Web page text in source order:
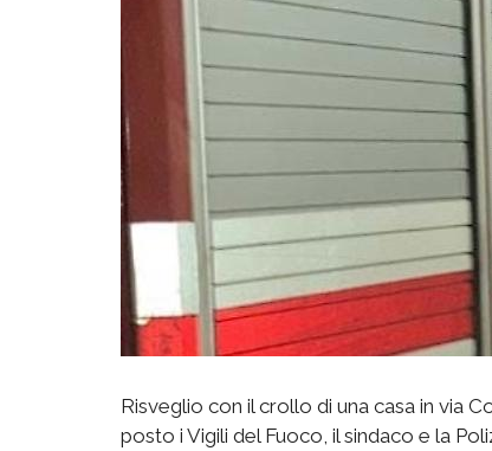
Risveglio con il crollo di una casa in via
posto i Vigili del Fuoco, il sindaco e la